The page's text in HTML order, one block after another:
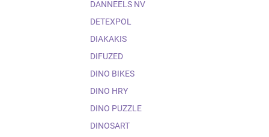
DANNEELS NV
DETEXPOL
DIAKAKIS
DIFUZED
DINO BIKES
DINO HRY
DINO PUZZLE
DINOSART